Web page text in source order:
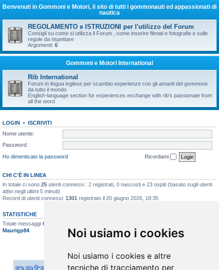
Noi usiamo i cookies
Noi usiamo i cookies e altre
tecniche di tracciamento per
Benvenuti in Gommoni e Motori, il sito di tutti i gommonauti ed appassionati di
nautica
REGOLAMENTO e ISTRUZIONI per l'utilizzo del Forum
Consigli su come si utilizza il Forum , come inserire filmati e fotografie e sulle
regole da rispettare
Argomenti: 6
Gommoni e Motori International
Rib International
Forum in lingua inglese per scambio esperienze con gli amanti del gommone
da tutto il mondo
English-language section for experiences exchange with rib's passionate from
all the word
LOGIN • ISCRIVITI
Nome utente:
Password:
Ho dimenticato la password
Ricordami
CHI C’È IN LINEA
In totale ci sono 25 utenti connessi : 2 registrati, 0 nascosti e 23 ospiti (basato sugli utenti
attivi negli ultimi 5 minuti)
Record di utenti connessi: 1301 registrato il 20 giugno 2026, 18:35
STATISTICHE
Totale messaggi 6623
Maurigp84